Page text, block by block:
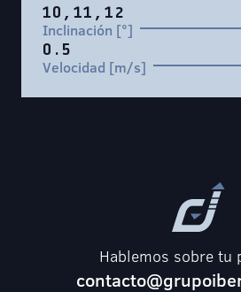
10, 11, 12
Inclinación [°]
0.5
Velocidad [m/s]
Hablemos sobre tu